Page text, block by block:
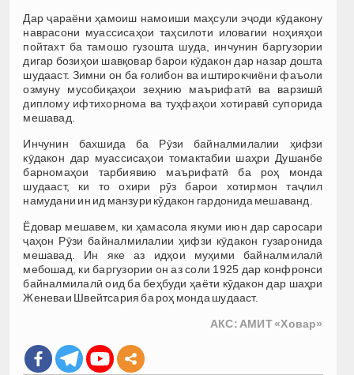
Дар ҷараёни ҳамоиш намоиши маҳсули эҷоди кӯдакону
наврасони муассисаҳои таҳсилоти иловагии ноҳияҳои
пойтахт ба тамошо гузошта шуда, инчунин баргузории
дигар бозиҳои шавқовар барои кӯдакон дар назар дошта
шудааст. Зимни он ба ғолибон ва иштирокчиёни фаъоли
озмуну мусобиқаҳои зеҳнию маърифатӣ ва варзишӣ
диплому ифтихорнома ва туҳфаҳои хотиравӣ супорида
мешавад.
Инчунин бахшида ба Рӯзи байналмилалии ҳифзи
кӯдакон дар муассисаҳои томактабии шаҳри Душанбе
барномаҳои тарбиявию маърифатӣ ба роҳ монда
шудааст, ки то охири рӯз барои хотирмон таҷлил
намудани ин ид манзури кӯдакон гардонида мешаванд.
Ёдовар мешавем, ки ҳамасола якуми июн дар саросари
ҷаҳон Рӯзи байналмилалии ҳифзи кӯдакон гузаронида
мешавад. Ин яке аз идҳои муҳими байналмилалӣ
мебошад, ки баргузории он аз соли 1925 дар конфронси
байналмилалӣ оид ба беҳбуди ҳаёти кӯдакон дар шаҳри
Женеваи Швейтсария ба роҳ монда шудааст.
АКС: АМИТ «Ховар»